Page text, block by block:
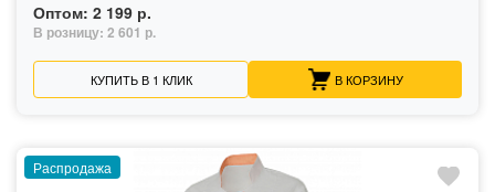
Оптом: 2 199 р.
В розницу: 2 601 р.
КУПИТЬ В 1 КЛИК В КОРЗИНУ
Распродажа